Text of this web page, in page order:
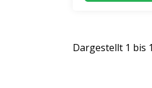
Dargestellt 1 bis